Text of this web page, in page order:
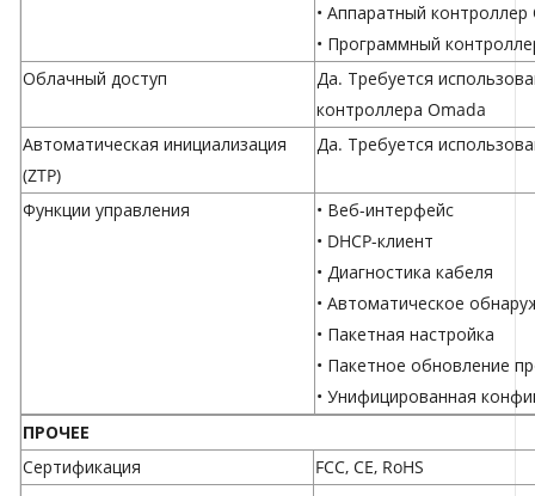
• Аппаратный контроллер
• Программный
Облачный доступ
Да. Требуется
контроллера Omada
Автоматическая инициализация
(ZTP)
Да. Требуется
Функции управления
• Веб-интерфейс
• DHCP-клиент
• Диагностика кабеля
• Автоматическое
• Пакетная настройка
• Пакетное обновление
• Унифицированная
ПРОЧЕЕ
Сертификация
FCC, CE, RoHS